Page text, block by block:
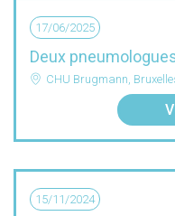
17/06/2025
Deux
CHU Brugmann,
15/11/2024